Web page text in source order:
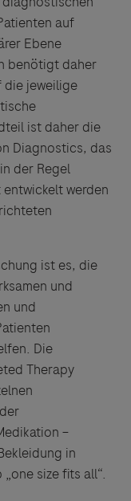
auf
Ebene
benötigt daher
die jeweilige
ist daher die
Diagnostics, das
der Regel
werden
ist es, die
und
und
Die
Therapy
–
in
size fits all“.